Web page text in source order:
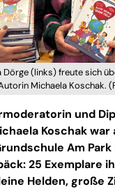
Dörge (links) freute sich
Michaela Koschak.
und
Koschak war
Am Park
25 Exemplare
Helden, große